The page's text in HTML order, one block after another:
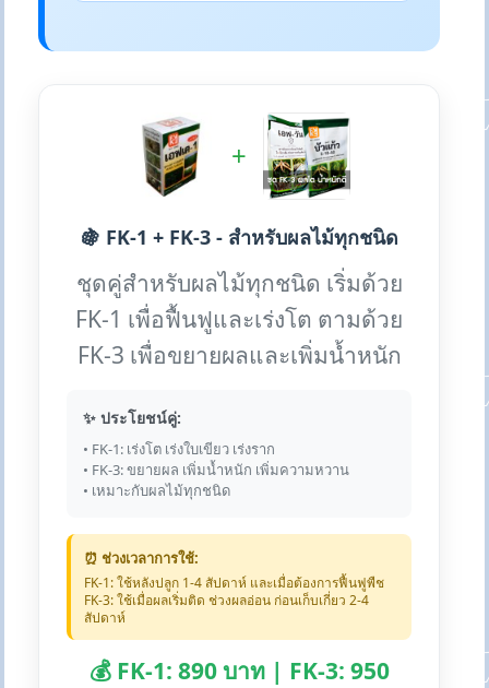
+
🍇 FK-1 + FK-3 - สำหรับผลไม้ทุกชนิด
ชุดคู่สำหรับผลไม้ทุกชนิด เริ่มด้วย
FK-1 เพื่อฟื้นฟูและเร่งโต ตามด้วย
FK-3 เพื่อขยายผลและเพิ่มน้ำหนัก
✨ ประโยชน์คู่:
• FK-1: เร่งโต เร่งใบเขียว เร่งราก
• FK-3: ขยายผล เพิ่มน้ำหนัก เพิ่มความหวาน
• เหมาะกับผลไม้ทุกชนิด
⏰ ช่วงเวลาการใช้:
FK-1: ใช้หลังปลูก 1-4 สัปดาห์ และเมื่อต้องการฟื้นฟูพืช
FK-3: ใช้เมื่อผลเริ่มติด ช่วงผลอ่อน ก่อนเก็บเกี่ยว 2-4
สัปดาห์
💰 FK-1: 890 บาท | FK-3: 950